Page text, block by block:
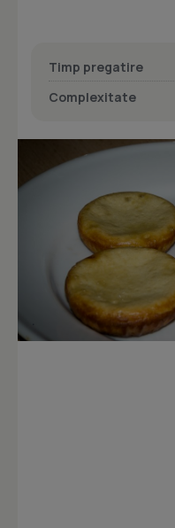
Timp pregatire
Complexitate